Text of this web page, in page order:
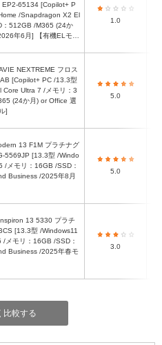
EP2-65134 [Copilot+ P
/Snapdragon X2 El
512GB /M365 (24か
年6月] 【有機ELモデ
1.0
[Copilot+ PC /13.3型
Core Ultra 7 /メモリ：3
(24か月) or Office 選
]
5.0
5569JP [13.3型 /Windo
/メモリ：16GB /SSD：
Business /2025年8月
5.0
[13.3型 /Windows11
メモリ：16GB /SSD：
Business /2025年春モ
3.0
比較する